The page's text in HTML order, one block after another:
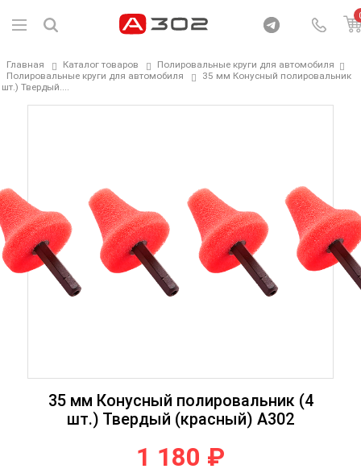
Главная Каталог товаров
Полировальные круги для автомобиля
Полировальные круги для автомобиля
35 мм Конусный полировальник
Твердый....
35 мм Конусный полировальник (4
шт.) Твердый (красный) А302
1 180 ₽